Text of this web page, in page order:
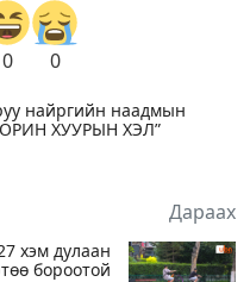
0 0
найргийн наадмын
ХУУРЫН ХЭЛ”
Дараах
хэм дулаан
бороотой